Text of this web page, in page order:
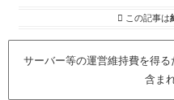
この記事は
サーバー等の運営維持費を得
含ま